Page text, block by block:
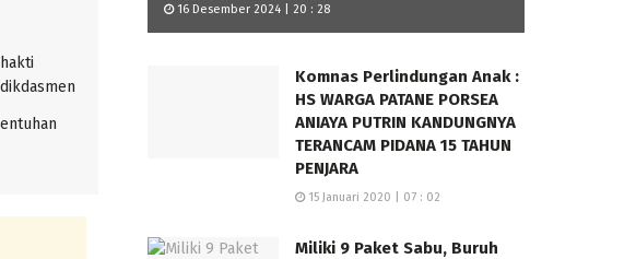
16 Desember 2024 | 20 : 28
Komnas Perlindungan Anak :
HS WARGA PATANE PORSEA
ANIAYA PUTRIN KANDUNGNYA
TERANCAM PIDANA 15 TAHUN
PENJARA
15 Januari 2020 | 07 : 02
Miliki 9 Paket Sabu, Buruh